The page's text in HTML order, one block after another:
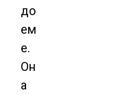
до
ем
е.
Он
а